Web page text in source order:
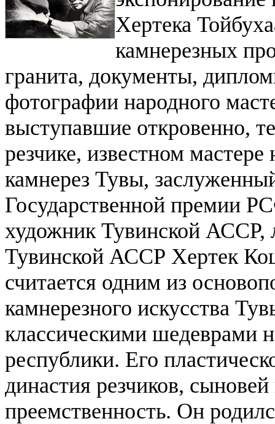
Хертека
камнерезных
гранита, документы,
фотографии народного
выступавшие откровенно,
резчике, известном
камнерез Тувы,
Государственной премии
художник Тувинской АССР,
Тувинской АССР Хертек
считается одним из
камнерезного искусства
классическими шедеврами
республики. Его
династия резчиков,
преемственность. Он